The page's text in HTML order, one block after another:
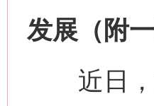
发展（附
近日，